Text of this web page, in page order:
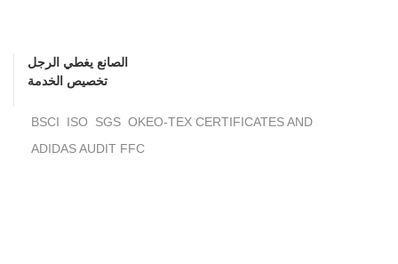
الصانع يغطي الرجل
تخصيص الخدمة
BSCI ISO SGS OKEO-TEX CERTIFICATES AND
ADIDAS AUDIT FFC